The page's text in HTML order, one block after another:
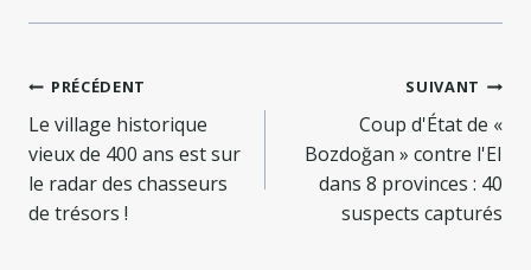
Navigation
de
l’article
PRÉCÉDENT
Le village historique
vieux de 400 ans est sur
le radar des chasseurs
de trésors !
SUIVANT
Coup d'État de «
Bozdoğan » contre l'EI
dans 8 provinces : 40
suspects capturés